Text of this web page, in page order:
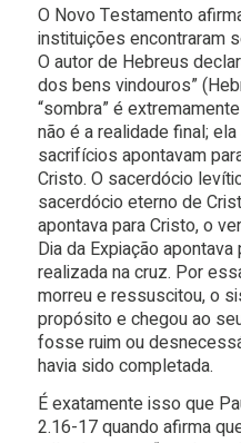
O Novo Testamento
instituições encontraram
O autor de Hebreus
dos bens vindouros”
“sombra” é
não é a realidade final;
sacrifícios apontavam
Cristo. O sacerdócio
sacerdócio eterno de
apontava para Cristo, o
Dia da Expiação
realizada na cruz. Por
morreu e ressuscitou, o
propósito e chegou ao
fosse ruim ou
havia sido completada.
É exatamente isso que
2.16-17 quando afirma